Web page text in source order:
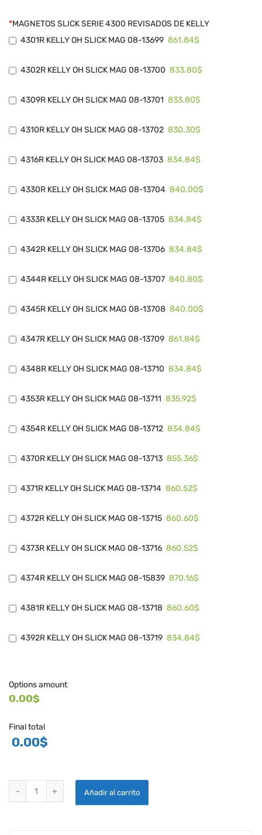
*MAGNETOS SLICK SERIE 4300 REVISADOS DE KELLY
4301R KELLY OH SLICK MAG 08-13699 861.84$
4302R KELLY OH SLICK MAG 08-13700 833.80$
4309R KELLY OH SLICK MAG 08-13701 833.80$
4310R KELLY OH SLICK MAG 08-13702 830.30$
4316R KELLY OH SLICK MAG 08-13703 834.84$
4330R KELLY OH SLICK MAG 08-13704 840.00$
4333R KELLY OH SLICK MAG 08-13705 834.84$
4342R KELLY OH SLICK MAG 08-13706 834.84$
4344R KELLY OH SLICK MAG 08-13707 840.80$
4345R KELLY OH SLICK MAG 08-13708 840.00$
4347R KELLY OH SLICK MAG 08-13709 861.84$
4348R KELLY OH SLICK MAG 08-13710 834.84$
4353R KELLY OH SLICK MAG 08-13711 835.92$
4354R KELLY OH SLICK MAG 08-13712 834.84$
4370R KELLY OH SLICK MAG 08-13713 855.36$
4371R KELLY OH SLICK MAG 08-13714 860.52$
4372R KELLY OH SLICK MAG 08-13715 860.60$
4373R KELLY OH SLICK MAG 08-13716 860.52$
4374R KELLY OH SLICK MAG 08-15839 870.16$
4381R KELLY OH SLICK MAG 08-13718 860.60$
4392R KELLY OH SLICK MAG 08-13719 834.84$
Options amount
0.00$
Final total
0.00$
MAGNETOS SLICK SERIE 4300 REVISADOS DE KELLY quantity
Añadir al carrito